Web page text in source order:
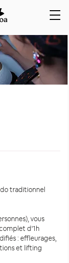
traditionnel
vous
d’1h
: effleurages,
et lifting